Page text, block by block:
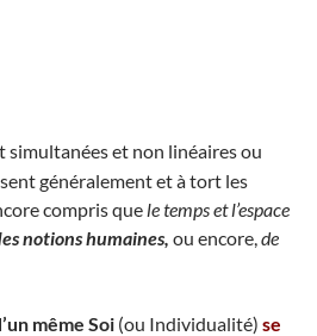
simultanées et non linéaires ou
généralement et à tort les
compris que le temps et l’espace
notions humaines, ou encore, de
même Soi (ou Individualité) se